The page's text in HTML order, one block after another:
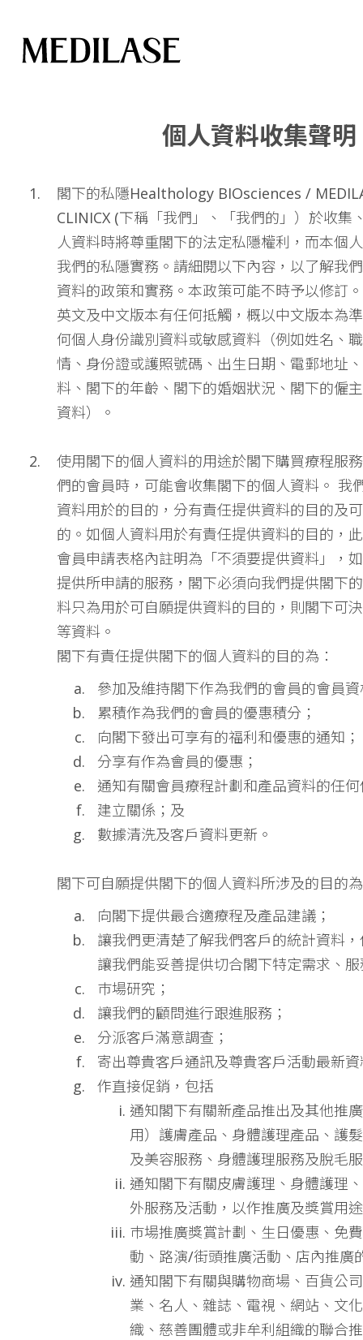
個人資料收集聲明
閣下的私隱Healthology BIOsciences /
CLINICX (下稱「我們」、「我們的」）於收集
人資料時將尊重閣下的法定私隱權利，而本個
我們的私隱實務。請細閱以下內容，以了解我
資料的政策和實務。本政策可能不時予以修訂
英文及中文版本有任何抵觸，概以中文版本為
何個人身份識別資料或敏感資料（例如姓名、
情、身份證或護照號碼、出生日期、電郵地址
料、閣下的年齡、閣下的婚姻狀況、閣下的僱
資料）。
使用閣下的個人資料的用途於閣下購買療程服
們的會員時，可能會收集閣下的個人資料。 我
資料用於的目的，分有責任提供資料的目的及
的。如個人資料用於有責任提供資料的目的，
會員申請表格內註明為「不須要提供資料」，
提供所申請的服務，閣下必須向我們提供閣下
料只為用於可自願提供資料的目的，則閣下可
等資料。
閣下有責任提供閣下的個人資料的目的為：
參加及維持閣下作為我們的會員的會員
累積作為我們的會員的優惠積分；
向閣下發出可享有的福利和優惠的通知；
分享有作為會員的優惠；
通知有關會員療程計劃和產品資料的任
建立關係；及
數據清洗及客戶資料更新。
閣下可自願提供閣下的個人資料所涉及的目的
向閣下提供最合適療程及產品建議；
讓我們更清楚了解我們客戶的統計資料
讓我們能妥善提供切合閣下特定需求、
巿場研究；
讓我們的顧問進行跟進服務；
分派客戶滿意調查；
寄出尊貴客戶通訊及尊貴客戶活動最新
作直接促銷，包括
通知閣下有關新產品推出及其他推
用）護膚產品、身體護理產品、護
及美容服務、身體護理服務及脫毛
通知閣下有關皮膚護理、身體護理
外服務及活動，以作推廣及獎賞用
巿場推廣獎賞計劃、生日優惠、免
動、路演/街頭推廣活動、店內推廣
通知閣下有關與購物商場、百貨公
業、名人、雜誌、電視、網站、文
織、慈善團體或非牟利組織的聯合